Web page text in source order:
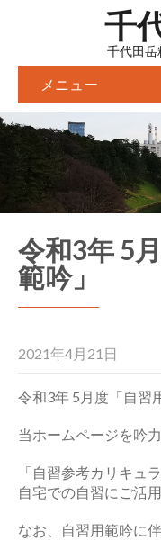
千
千代田岳
メニュー
令和3年 5
範吟」
2021年4月21日
令和3年 5月度「自習
当ホームページを吟
「自習参考カリキュ
自宅での自習にご活
なお、自習用範吟に